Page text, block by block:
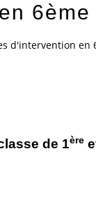
d'intervention en
de 1ère